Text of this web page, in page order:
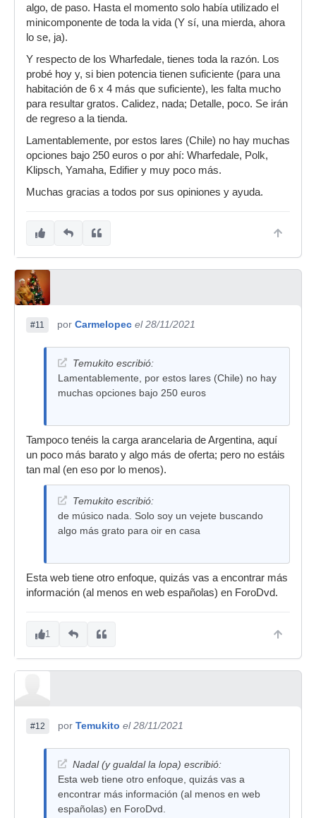
dominguero); porque ni graves, ni detalle, ni
compostura, ni capacidad rítmica.
algo, de paso. Hasta el momento solo había utilizado el
minicomponente de toda la vida (Y sí, una mierda, ahora
lo se, ja).
Y respecto de los Wharfedale, tienes toda la razón. Los
probé hoy y, si bien potencia tienen suficiente (para una
habitación de 6 x 4 más que suficiente), les falta mucho
para resultar gratos. Calidez, nada; Detalle, poco. Se irán
de regreso a la tienda.
Lamentablemente, por estos lares (Chile) no hay muchas
opciones bajo 250 euros o por ahí: Wharfedale, Polk,
Klipsch, Yamaha, Edifier y muy poco más.
Muchas gracias a todos por sus opiniones y ayuda.
#11 por Carmelopec el 28/11/2021
Temukito escribió:
Lamentablemente, por estos lares (Chile) no hay
muchas opciones bajo 250 euros
Tampoco tenéis la carga arancelaria de Argentina, aquí
un poco más barato y algo más de oferta; pero no estáis
tan mal (en eso por lo menos).
Temukito escribió:
de músico nada. Solo soy un vejete buscando
algo más grato para oir en casa
Esta web tiene otro enfoque, quizás vas a encontrar más
información (al menos en web españolas) en ForoDvd.
1
#12 por Temukito el 28/11/2021
Nadal (y gualdal la lopa) escribió:
Esta web tiene otro enfoque, quizás vas a
encontrar más información (al menos en web
españolas) en ForoDvd.